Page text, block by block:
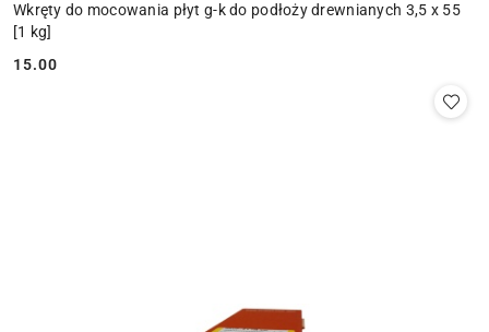
Wkręty do mocowania płyt g-k do podłoży drewnianych 3,5 x 55
[1 kg]
Cena:
15.00